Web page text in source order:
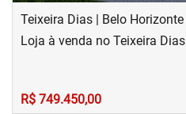
Teixeira Dias | Belo Horizonte
Loja à venda no Teixeira Dias
R$ 749.450,00